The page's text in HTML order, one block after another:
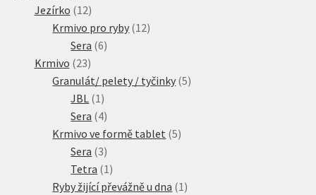
produktů
Jezírko 1212
produktů
Krmivo pro ryby 1212
Sera 66
Krmivo 2323
produktů
Granulát/ pelety / tyčinky 55
JBL 1 1
produkt
Sera 44
produkty
Krmivo ve formě tablet 55
Sera 33
produkty
Tetra 1 1
produkt
Ryby žijící převážně u dna 1 1